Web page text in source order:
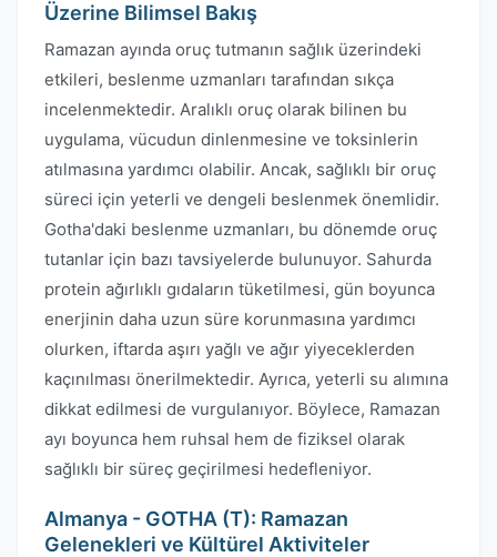
Üzerine Bilimsel Bakış
Ramazan ayında oruç tutmanın sağlık üzerindeki
etkileri, beslenme uzmanları tarafından sıkça
incelenmektedir. Aralıklı oruç olarak bilinen bu
uygulama, vücudun dinlenmesine ve toksinlerin
atılmasına yardımcı olabilir. Ancak, sağlıklı bir oruç
süreci için yeterli ve dengeli beslenmek önemlidir.
Gotha'daki beslenme uzmanları, bu dönemde oruç
tutanlar için bazı tavsiyelerde bulunuyor. Sahurda
protein ağırlıklı gıdaların tüketilmesi, gün boyunca
enerjinin daha uzun süre korunmasına yardımcı
olurken, iftarda aşırı yağlı ve ağır yiyeceklerden
kaçınılması önerilmektedir. Ayrıca, yeterli su alımına
dikkat edilmesi de vurgulanıyor. Böylece, Ramazan
ayı boyunca hem ruhsal hem de fiziksel olarak
sağlıklı bir süreç geçirilmesi hedefleniyor.
Almanya - GOTHA (T): Ramazan
Gelenekleri ve Kültürel Aktiviteler